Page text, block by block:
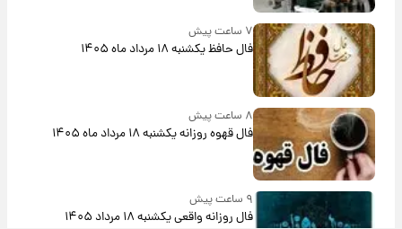
۷ ساعت پیش
فال حافظ یکشنبه ۱۸ مرداد ماه ۱۴۰۵
۸ ساعت پیش
فال قهوه روزانه یکشنبه ۱۸ مرداد ماه ۱۴۰۵
۹ ساعت پیش
فال روزانه واقعی یکشنبه ۱۸ مرداد ۱۴۰۵